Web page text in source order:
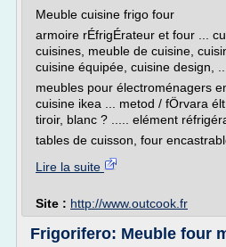
Meuble cuisine frigo four
armoire rÉfrigÉrateur et four ...
cuisines, meuble de cuisine,
cuisine équipée, cuisine design, ...
meubles pour électroménagers
cuisine ikea ... metod / fÖrvara
tiroir, blanc ? ..... elément
tables de cuisson, four
Lire la suite
Site : http://www.outcook.fr
Frigorifero: Meuble four